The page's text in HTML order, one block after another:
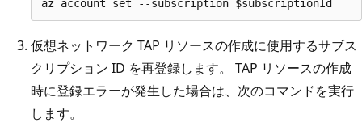
仮想ネットワーク TAP リソースの作成に使用するサブス
クリプション ID を再登録します。 TAP リソースの作成
時に登録エラーが発生した場合は、次のコマンドを実行
します。